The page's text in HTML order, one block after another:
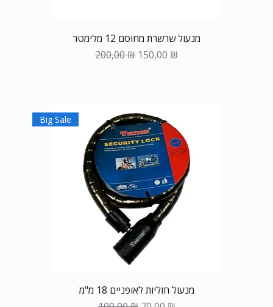
מנעול שרשרת מחוסם 12 מלימטר
Обычная цена
200,00 ₪ Цена со скидкой
150,00 ₪
Big Sale
מנעול חוליות לאופניים 18 מ"מ